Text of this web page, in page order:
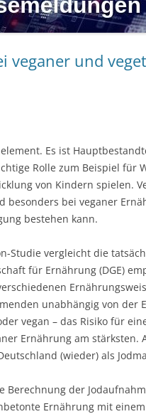
veganer und
Es ist
Rolle zum Beispiel für
von Kindern spielen.
besonders bei veganer
bestehen kann.
Studie vergleicht die
für Ernährung (DGE)
unabhängig von der
vegan – das Risiko für
Ernährung am stärksten.
(wieder) als
der
Ernährung mit